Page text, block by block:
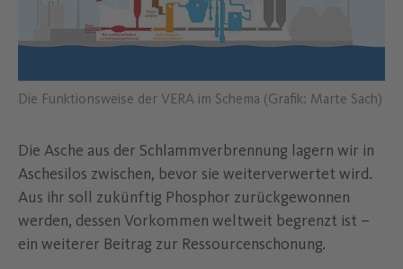
Die Funktionsweise der VERA im Schema (Grafik: Marte Sach)
Die Asche aus der Schlammverbrennung lagern wir in
Aschesilos zwischen, bevor sie weiterverwertet wird.
Aus ihr soll zukünftig Phosphor zurückgewonnen
werden, dessen Vorkommen weltweit begrenzt ist –
ein weiterer Beitrag zur Ressourcenschonung.